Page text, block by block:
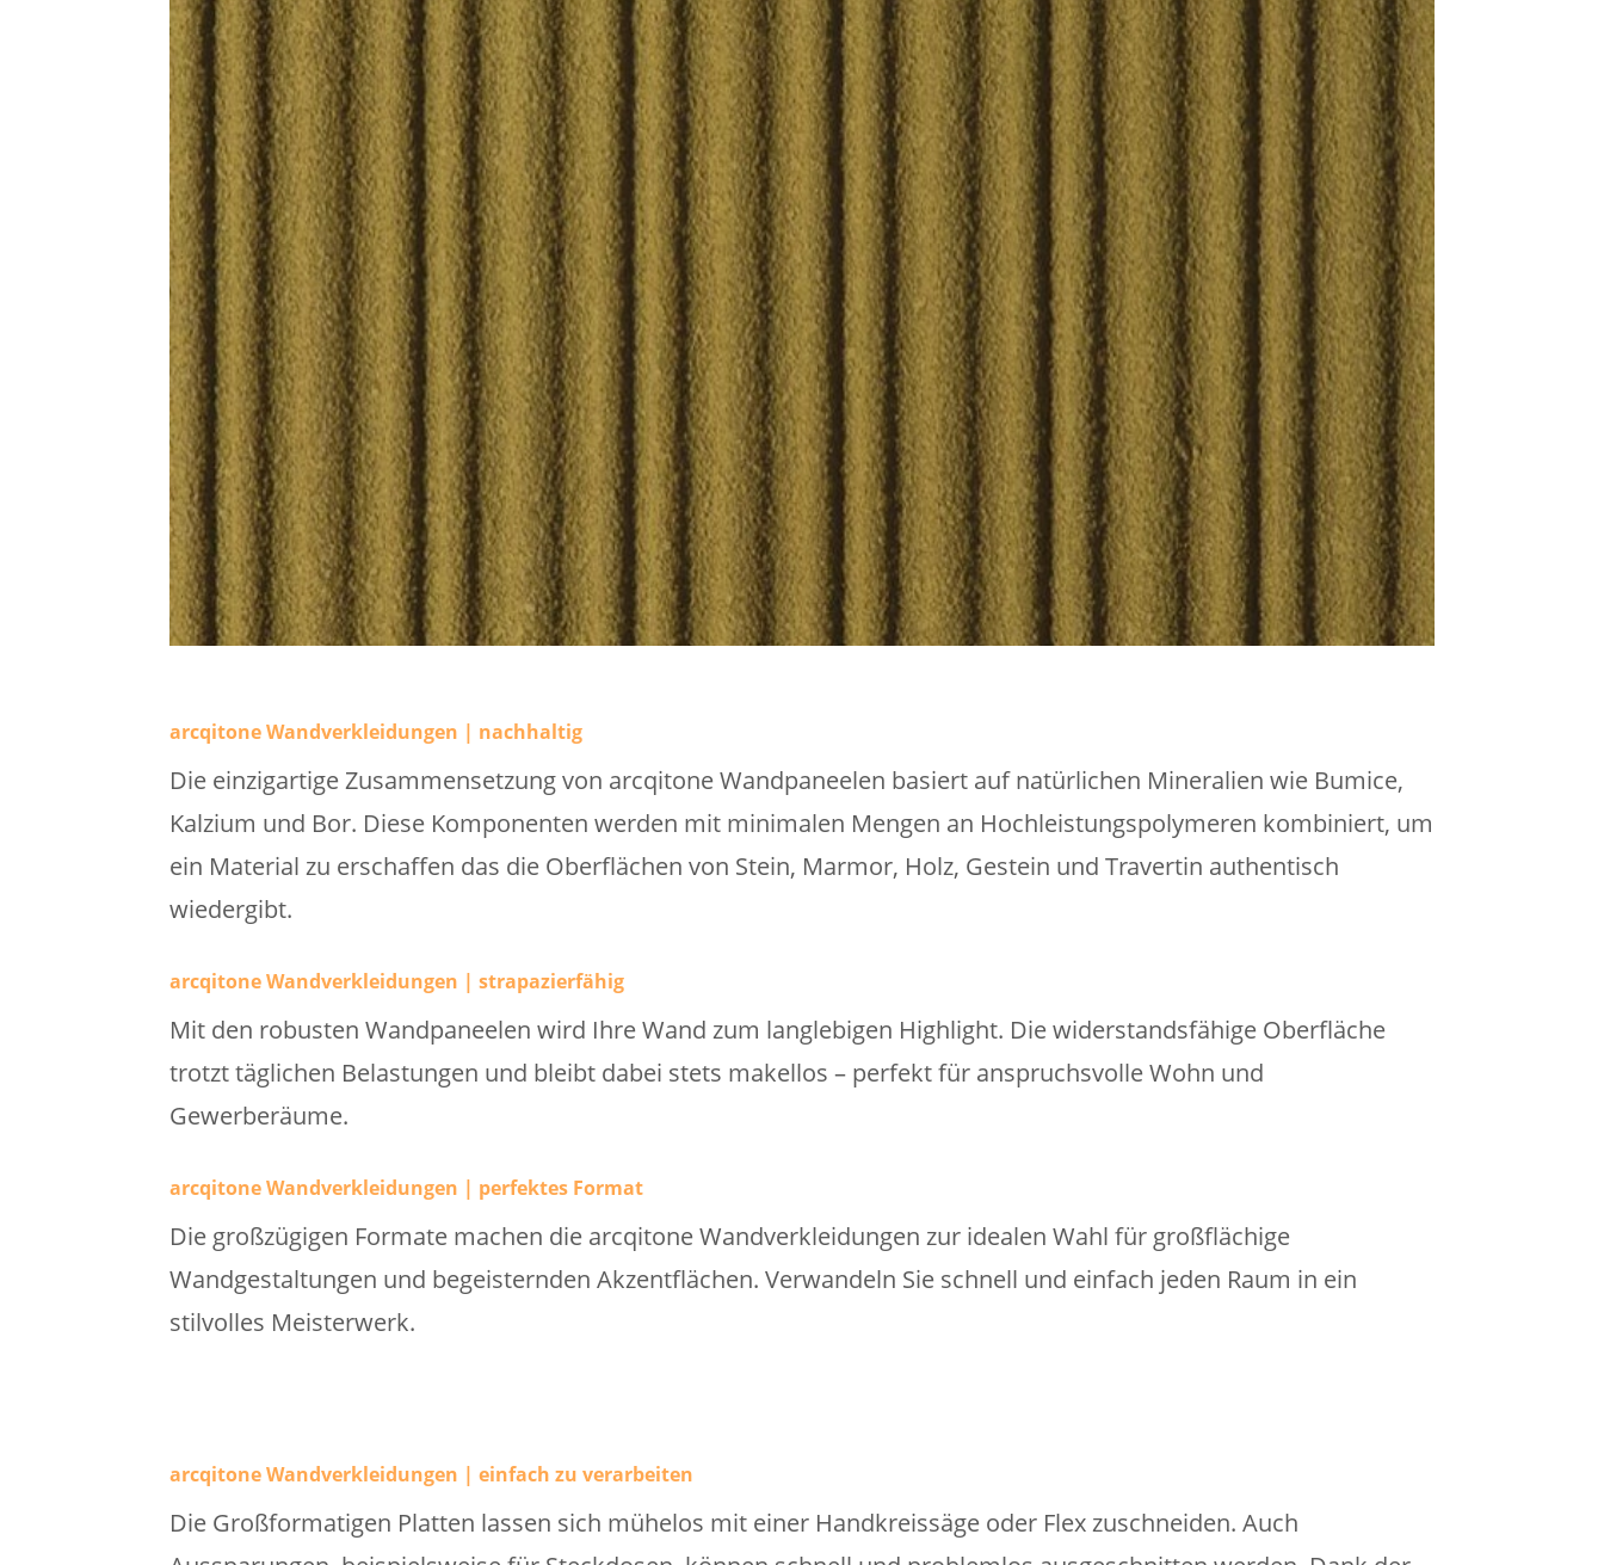
arcqitone Wandverkleidungen | nachhaltig
Die einzigartige Zusammensetzung von arcqitone Wandpaneelen basiert auf natürlichen Mineralien wie Bumice,
Kalzium und Bor. Diese Komponenten werden mit minimalen Mengen an Hochleistungspolymeren kombiniert, um
ein Material zu erschaffen das die Oberflächen von Stein, Marmor, Holz, Gestein und Travertin authentisch
wiedergibt.
arcqitone Wandverkleidungen | strapazierfähig
Mit den robusten Wandpaneelen wird Ihre Wand zum langlebigen Highlight. Die widerstandsfähige Oberfläche
trotzt täglichen Belastungen und bleibt dabei stets makellos – perfekt für anspruchsvolle Wohn und
Gewerberäume.
arcqitone Wandverkleidungen | perfektes Format
Die großzügigen Formate machen die arcqitone Wandverkleidungen zur idealen Wahl für großflächige
Wandgestaltungen und begeisternden Akzentflächen. Verwandeln Sie schnell und einfach jeden Raum in ein
stilvolles Meisterwerk.
arcqitone Wandverkleidungen | einfach zu verarbeiten
Die Großformatigen Platten lassen sich mühelos mit einer Handkreissäge oder Flex zuschneiden. Auch